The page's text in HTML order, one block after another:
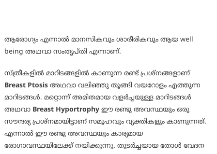
ആരോഗ്യം എന്നാൽ മാനസികവും ശാരീരികവും ആയ well
being അഥവാ സംതൃപ്തി എന്നാണ്.
സ്ത്രീകളിൽ മാറിടങ്ങളിൽ കാണുന്ന രണ്ട് പ്രശ്നങ്ങളാണ്
Breast Ptosisഅഥവാ വലിഞ്ഞു തൂങ്ങി വയറോളം എത്തുന്ന
മാറിടങ്ങൾ. മറ്റൊന്ന് അമിതമായ വളർച്ചയുള്ള മാറിടങ്ങൾ
അഥവാ Breast Hyportrophyഈ രണ്ടു അവസ്ഥയും ഒരു
സൗന്ദര്യ പ്രശ്നമായിട്ടാണ് സമൂഹവും വ്യക്തികളും കാണുന്നത്.
എന്നാൽ ഈ രണ്ടു അവസ്ഥയും കാര്യമായ
രോഗാവസ്ഥയിലേക്ക് നയിക്കുന്നു. തുടർച്ചയായ തോൾ വേദന